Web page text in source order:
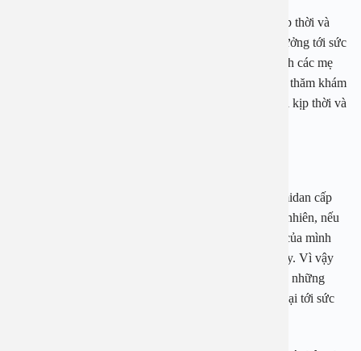
Bên cạnh đó căn bệnh này nếu không được điều trị kịp thời và
dứt điểm sẽ gây ra nhiều hậu họa nghiêm trọng ảnh hưởng tới sức
khỏe của người bệnh. Vì vậy khi có biểu hiện của bệnh các mẹ
nên đưa con em mình tới các cơ sở y tế uy tín để được thăm khám
và tìm ra nguyên nhân, từ đó đưa ra biện pháp chữa trị kịp thời và
Các chuyên gia y tế đã khẳng định rằng bệnh viêm amidan cấp
mủ không thể lấy từ người này sang người khác. Tuy nhiên, nếu
các bậc cha mẹ có tiền xử bị viêm amidan thì con em của mình
sau khi sinh ra cũng có nguy cơ mắc phải căn bệnh này. Vì vậy
đối với những người có tiền xử bị viêm amidan cần có những
biện pháp chủ động phòng tránh để không gây nguy hại tới sức